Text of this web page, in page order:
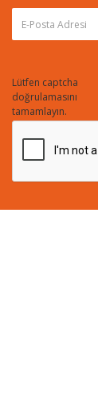
Lütfen captcha
doğrulamasını
tamamlayın.